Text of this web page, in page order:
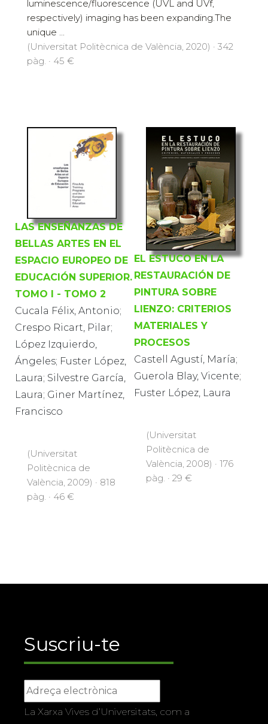
luminescence/fluorescence (UVL and UVf,
respectively) imaging has been expanding.The
unique ...
(Universitat Politècnica de València, 2020) · 342
pàg. · 45 €
LAS ENSEÑANZAS DE
BELLAS ARTES EN EL
ESPACIO EUROPEO DE
EDUCACIÓN SUPERIOR.
TOMO I - TOMO 2
Cucala Félix, Antonio;
Crespo Ricart, Pilar;
López Izquierdo,
Ángeles; Fuster López,
Laura; Silvestre García,
Laura; Giner Martínez,
Francisco
(Universitat
Politècnica de
València, 2009) · 818
pàg. · 46 €
EL ESTUCO EN LA
RESTAURACIÓN DE
PINTURA SOBRE
LIENZO: CRITERIOS
MATERIALES Y
PROCESOS
Castell Agustí, María;
Guerola Blay, Vicente;
Fuster López, Laura
(Universitat
Politècnica de
València, 2008) · 176
pàg. · 29 €
Suscriu-te
La Xarxa Vives d’Universitats, com a